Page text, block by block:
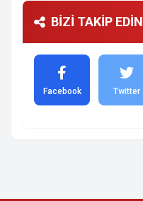
BİZİ TAKİP EDİN
Facebook Twitter